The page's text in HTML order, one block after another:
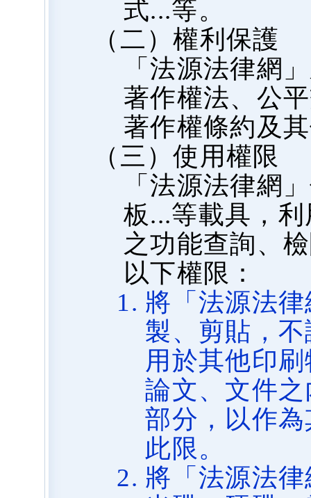
式...等。
（二）權利保護
「法源法律網
著作權法、公
著作權條約及
（三）使用權限
「法源法律網
板...等載具，
之功能查詢、
以下權限：
將「法源法
製、剪貼，
用於其他印
論文、文件
部分，以作
此限。
將「法源法